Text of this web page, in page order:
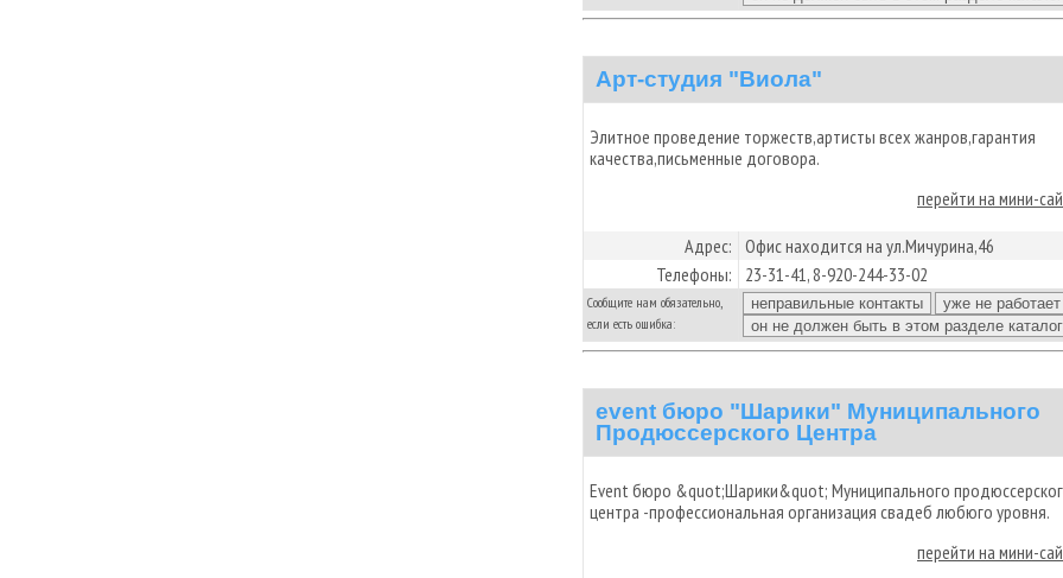
Арт-студия "Виола"
Элитное проведение торжеств,артисты всех жанров,гарантия
качества,письменные договора.
перейти на мини-
Адрес: Офис находится на ул.Мичурина,46
Телефоны:
23-31-41, 8-920-244-33-02
Сообщите нам обязательно,
если есть ошибка:
event бюро "Шарики" Муниципального
Продюссерского Центра
Event бюро &quot;Шарики&quot; Муниципального
центра -профессиональная организация свадеб любюго уровня.
перейти на мини-